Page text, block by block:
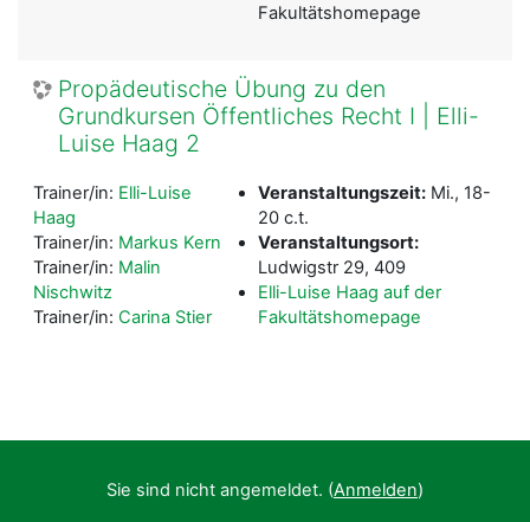
Fakultätshomepage
Propädeutische Übung zu den
Grundkursen Öffentliches Recht I | Elli-
Luise Haag 2
Veranstaltungszeit: Mi., 18-
20 c.t.
Veranstaltungsort:
Ludwigstr 29, 409
Elli-Luise Haag auf der
Fakultätshomepage
Trainer/in: Elli-Luise
Haag
Trainer/in: Markus Kern
Trainer/in: Malin
Nischwitz
Trainer/in: Carina Stier
Sie sind nicht angemeldet. (Anmelden)